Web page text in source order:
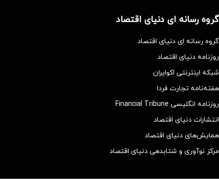
گروه رسانه ای دنیای اقتصاد
گروه رسانه ای دنیای اقتصاد
روزنامه دنیای اقتصاد
شبکه اینترنتی اکوایران
هفته‌نامه تجارت فردا
روزنامه انگلیسی Financial Tribune
انتشارات دنیای اقتصاد
همایش‌های دنیای اقتصاد
مرکز نوآوری و شتابدهی دنیای اقتصاد